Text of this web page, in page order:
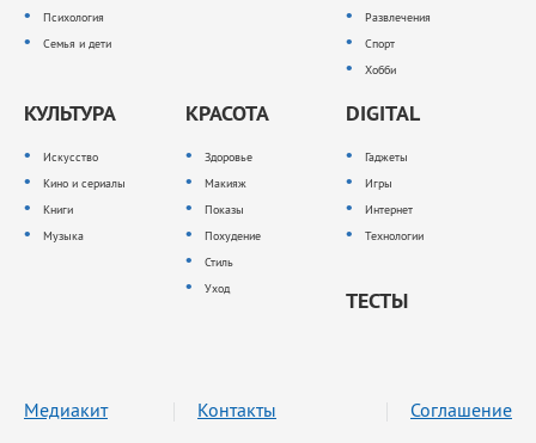
Психология
Семья и дети
Развлечения
Спорт
Хобби
КУЛЬТУРА
Искусство
Кино и сериалы
Книги
Музыка
КРАСОТА
Здоровье
Макияж
Показы
Похудение
Стиль
Уход
DIGITAL
Гаджеты
Игры
Интернет
Технологии
ТЕСТЫ
Медиакит Контакты Соглашение